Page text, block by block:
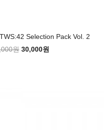
Selection Pack Vol. 2
원 30,000원